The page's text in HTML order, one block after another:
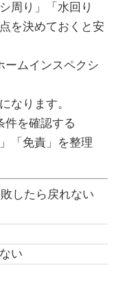
周り」「水回り
を決めておくと安
ームインスペクシ
なります。
件を確認する
「免責」を整理
したら戻れない
い